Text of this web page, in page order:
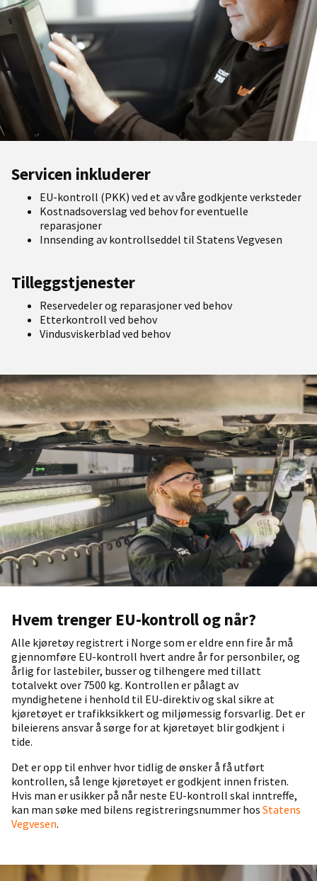
Servicen inkluderer
EU-kontroll (PKK) ved et av våre godkjente verksteder
Kostnadsoverslag ved behov for eventuelle
reparasjoner
Innsending av kontrollseddel til Statens Vegvesen
Tilleggstjenester
Reservedeler og reparasjoner ved behov
Etterkontroll ved behov
Vindusviskerblad ved behov
Hvem trenger EU-kontroll og når?
Alle kjøretøy registrert i Norge som er eldre enn fire år må
gjennomføre EU-kontroll hvert andre år for personbiler, og
årlig for lastebiler, busser og tilhengere med tillatt
totalvekt over 7500 kg. Kontrollen er pålagt av
myndighetene i henhold til EU-direktiv og skal sikre at
kjøretøyet er trafikksikkert og miljømessig forsvarlig. Det er
bileierens ansvar å sørge for at kjøretøyet blir godkjent i
tide.
Det er opp til enhver hvor tidlig de ønsker å få utført
kontrollen, så lenge kjøretøyet er godkjent innen fristen.
Hvis man er usikker på når neste EU-kontroll skal inntreffe,
kan man søke med bilens registreringsnummer hos Statens
Vegvesen.